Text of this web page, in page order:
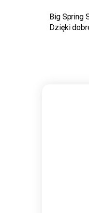
Big Spring
Dzięki